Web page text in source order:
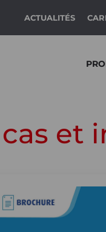
ACTUALITÉS
et